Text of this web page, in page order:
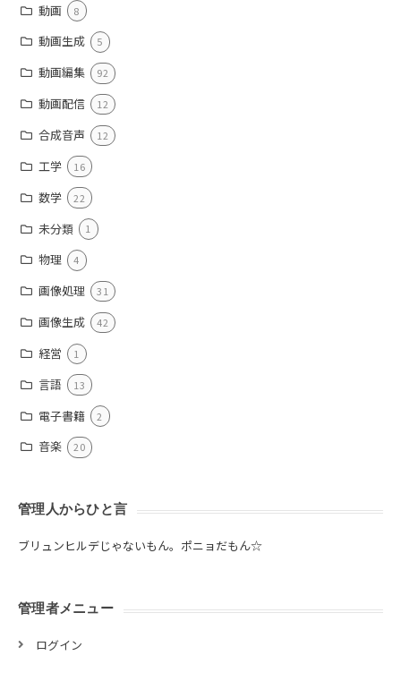
動画 8
動画生成 5
動画編集 92
動画配信 12
合成音声 12
工学 16
数学 22
未分類 1
物理 4
画像処理 31
画像生成 42
経営 1
言語 13
電子書籍 2
音楽 20
管理人からひと言
ブリュンヒルデじゃないもん。ポニョだもん☆
管理者メニュー
ログイン